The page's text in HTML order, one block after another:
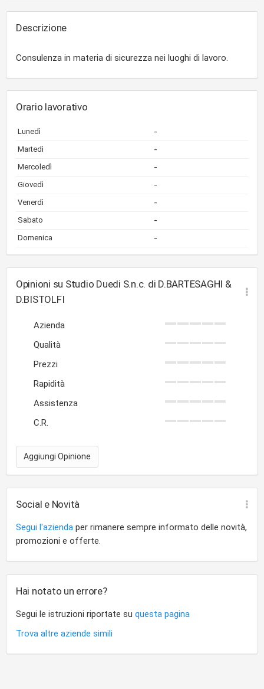
Descrizione
Consulenza in materia di sicurezza nei luoghi di lavoro.
Orario lavorativo
Lunedì -
Martedì -
Mercoledì -
Giovedì -
Venerdì -
Sabato -
Domenica -
Opinioni su Studio Duedi S.n.c. di D.BARTESAGHI &
D.BISTOLFI
Azienda
Qualità
Prezzi
Rapidità
Assistenza
C.R.
Aggiungi Opinione
Social e Novità
Segui l'azienda per rimanere sempre informato delle novità,
promozioni e offerte.
Hai notato un errore?
Segui le istruzioni riportate su questa pagina
Trova altre aziende simili